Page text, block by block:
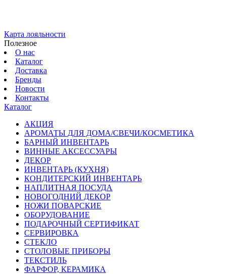
Карта лояльности
Полезное
О нас
Каталог
Доставка
Бренды
Новости
Контакты
Каталог
АКЦИЯ
АРОМАТЫ ДЛЯ ДОМА/СВЕЧИ/КОСМЕТИКА
БАРНЫЙ ИНВЕНТАРЬ
ВИННЫЕ АКСЕССУАРЫ
ДЕКОР
ИНВЕНТАРЬ (КУХНЯ)
КОНДИТЕРСКИЙ ИНВЕНТАРЬ
НАПЛИТНАЯ ПОСУДА
НОВОГОДНИЙ ДЕКОР
НОЖИ ПОВАРСКИЕ
ОБОРУДОВАНИЕ
ПОДАРОЧНЫЙ СЕРТИФИКАТ
СЕРВИРОВКА
СТЕКЛО
СТОЛОВЫЕ ПРИБОРЫ
ТЕКСТИЛЬ
ФАРФОР, КЕРАМИКА